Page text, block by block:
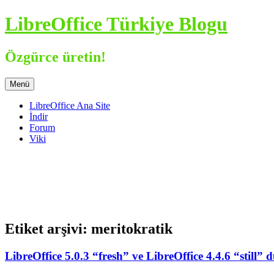
İçeriğe
atla
LibreOffice Türkiye Blogu
Özgürce üretin!
Menü
LibreOffice Ana Site
İndir
Forum
Viki
Etiket arşivi: meritokratik
LibreOffice 5.0.3 “fresh” ve LibreOffice 4.4.6 “still”